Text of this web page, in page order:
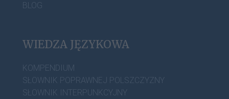
BLOG
WIEDZA JĘZYKOWA
KOMPENDIUM
SŁOWNIK POPRAWNEJ POLSZCZYZNY
SŁOWNIK INTERPUNKCYJNY